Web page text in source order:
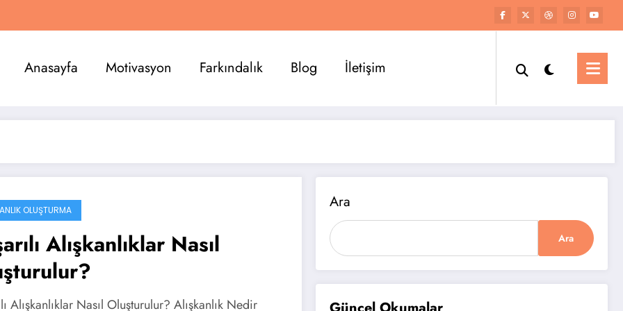
Anasayfa Motivasyon Farkındalık Blog İletişim
OLUŞTURMA
Alışkanlıklar Nasıl
Alışkanlıklar Nasıl Oluşturulur? Alışkanlık Nedir
Ara
Ara